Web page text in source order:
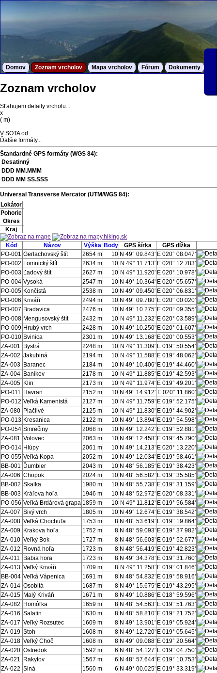
Domov Zoznam vrcholov Mapa vrcholov Fórum Dokumenty
Zoznam vrcholov
Sťahujem detaily vrcholu...
x
( m)
V SOTA od:
Ďalšie formáty...
Štandardné GPS formáty (WGS 84):
Desatinný
DDD MM.MMM
DDD MM SS.SSS
Universal Transverse Mercator (UTM/WGS 84):
Lokátor
Pohorie
Okres
Kraj
Kód Názov Výška Body GPS šírka
GPS dĺžka
PO-001 Gerlachovský štít 2654 m 10 N 49° 09.843' E 020° 08.047'
PO-002 Lomnický štít 2634 m 10 N 49° 11.713' E 020° 12.783'
PO-003 Ľadový štít 2627 m 10 N 49° 11.920' E 020° 10.978'
PO-004 Vysoká 2547 m 10 N 49° 10.364' E 020° 05.657'
PO-005 Končistá 2538 m 10 N 49° 09.450' E 020° 06.831'
PO-006 Kriváň 2494 m 10 N 49° 09.780' E 020° 00.020'
PO-007 Bradavica 2476 m 10 N 49° 10.275' E 020° 09.355'
PO-008 Mengusovský štít 2432 m 10 N 49° 11.232' E 020° 03.589'
PO-009 Hrubý vrch 2428 m 10 N 49° 10.250' E 020° 01.607'
PO-010 Svinica 2301 m 10 N 49° 13.168' E 020° 00.553'
ZA-001
Bystrá 2248 m 10 N 49° 11.309' E 019° 50.554'
ZA-002 Jakubiná 2194 m 10 N 49° 11.588' E 019° 48.062'
ZA-003 Baranec 2184 m 10 N 49° 10.406' E 019° 44.460'
ZA-004 Baníkov 2178 m 10 N 49° 11.885' E 019° 42.593'
ZA-005 Klin 2173 m 10 N 49° 11.974' E 019° 49.201'
PO-011 Havran 2152 m 10 N 49° 14.912' E 020° 11.860'
PO-012 Veľká Kamenistá 2127 m 10 N 49° 11.759' E 019° 52.175'
ZA-080 Plačlivé 2125 m 10 N 49° 11.830' E 019° 44.902'
PO-013 Kresanica 2122 m 10 N 49° 13.894' E 019° 54.598'
PO-054 Smrečiny 2068 m 10 N 49° 12.242' E 019° 52.881'
ZA-081 Volovec 2063 m 10 N 49° 12.458' E 019° 45.790'
PO-014 Hlúpy 2061 m 10 N 49° 14.213' E 020° 13.220'
PO-055 Veľká Kopa 2052 m 10 N 49° 12.034' E 019° 58.461'
BB-001 Ďumbier 2043 m 10 N 48° 56.185' E 019° 38.423'
ZA-006 Chopok 2024 m 10 N 48° 56.582' E 019° 35.585'
BB-002 Skalka 1980 m 10 N 48° 55.738' E 019° 31.159'
BB-003 Kráľova hoľa 1946 m 10 N 48° 52.972' E 020° 08.331'
PO-056 Veľká Brdárová grapa 1859 m 10 N 49° 11.812' E 019° 56.584'
ZA-007 Sivý vrch 1805 m 10 N 49° 12.674' E 019° 38.542'
ZA-008 Veľká Chochuľa 1753 m 8 N 48° 53.619' E 019° 19.864'
ZA-009 Krakova hoľa 1752 m 8 N 48° 59.093' E 019° 37.982'
ZA-010 Veľký Bok 1727 m 8 N 48° 56.603' E 019° 52.677'
ZA-012
Rovná hoľa 1723 m 8 N 48° 56.419' E 019° 42.823'
ZA-011
Babia hora 1723 m 8 N 49° 34.378' E 019° 31.760'
ZA-013 Veľký Kriváň 1709 m 8 N 49° 11.258' E 019° 01.846'
BB-004 Veľká Vápenica 1691 m 8 N 48° 54.832' E 019° 58.916'
ZA-014 Osobitá 1687 m 8 N 49° 15.675' E 019° 43.295'
ZA-015 Malý Kriváň 1671 m 8 N 49° 10.886' E 018° 59.596'
ZA-082
Homôľka 1659 m 8 N 48° 54.563' E 019° 51.763'
ZA-016 Salatin 1630 m 8 N 48° 58.810' E 019° 21.752'
ZA-017 Veľký Rozsutec 1609 m 8 N 49° 13.901' E 019° 05.924'
ZA-019 Stoh 1608 m 8 N 49° 12.720' E 019° 05.645'
ZA-018 Veľký Choč 1608 m 8 N 49° 09.088' E 019° 20.564'
ZA-020 Ostredok 1592 m 6 N 48° 54.127' E 019° 04.750'
ZA-021
Rakytov 1567 m 6 N 48° 57.644' E 019° 10.753'
ZA-022 Siná 1560 m 6 N 49° 00.025' E 019° 33.319'